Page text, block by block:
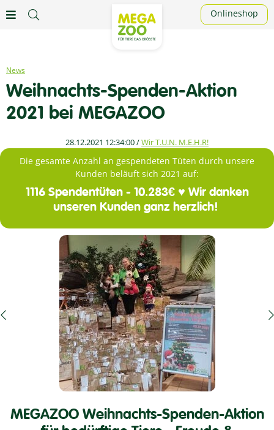
Onlineshop
News
Weihnachts-Spenden-Aktion
2021 bei MEGAZOO
28.12.2021 12:34:00/Wir T.U.N. M.E.H.R!
Die gesamte Anzahl an gespendeten Tüten durch unsere
Kunden beläuft sich 2021 auf:
1116 Spendentüten - 10.283€ ♥ Wir danken
unseren Kunden ganz herzlich!
MEGAZOO Weihnachts-Spenden-Aktion